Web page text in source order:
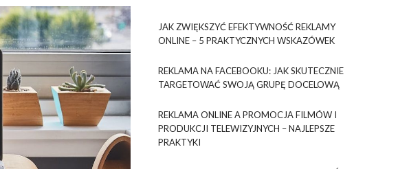
JAK ZWIĘKSZYĆ EFEKTYWNOŚĆ REKLAMY
ONLINE – 5 PRAKTYCZNYCH WSKAZÓWEK
REKLAMA NA FACEBOOKU: JAK SKUTECZNIE
TARGETOWAĆ SWOJĄ GRUPĘ DOCELOWĄ
REKLAMA ONLINE A PROMOCJA FILMÓW I
PRODUKCJI TELEWIZYJNYCH – NAJLEPSZE
PRAKTYKI